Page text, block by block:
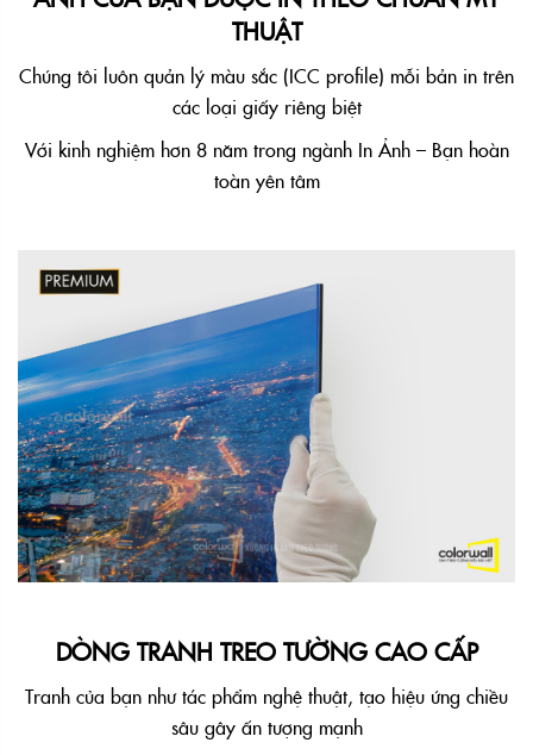
THUẬT
Chúng tôi luôn quản lý màu sắc (ICC profile) mỗi bản in trên
các loại giấy riêng biệt
Với kinh nghiệm hơn 8 năm trong ngành In Ảnh – Bạn hoàn
toàn yên tâm
DÒNG TRANH TREO TƯỜNG CAO CẤP
Tranh của bạn như tác phẩm nghệ thuật, tạo hiệu ứng chiều
sâu gây ấn tượng mạnh